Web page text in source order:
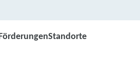
Standorte